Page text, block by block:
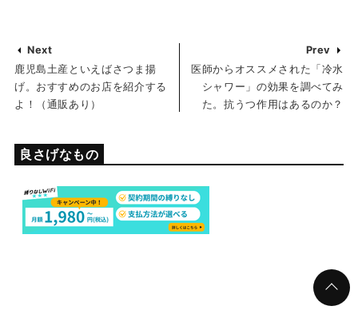
Next
鹿児島土産といえばさつま揚
げ。おすすめのお店を紹介する
よ！（通販あり）
Prev
医師からオススメされた「冷水
シャワー」の効果を調べてみ
た。抗うつ作用はあるのか？
良さげなもの